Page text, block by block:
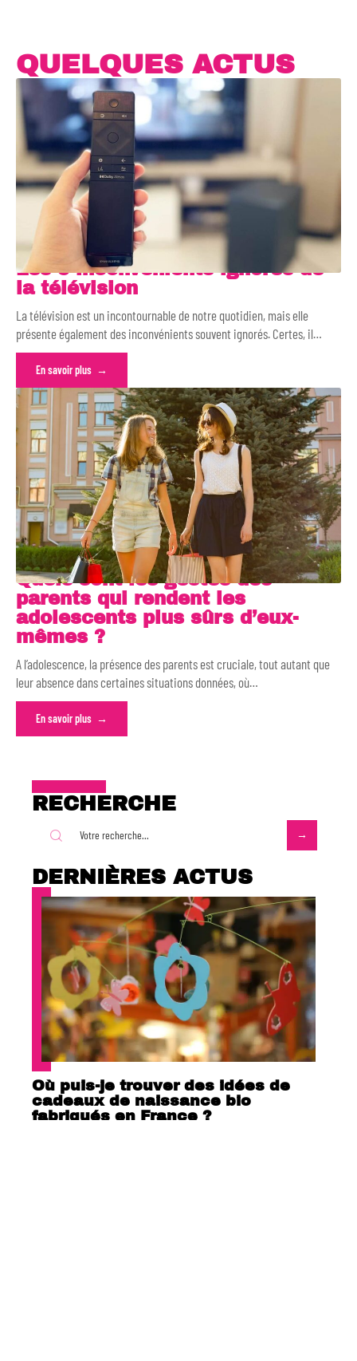
QUELQUES ACTUS
Les 5 inconvénients ignorés de
la télévision
La télévision est un incontournable de notre quotidien, mais elle
présente également des inconvénients souvent ignorés. Certes, il…
En savoir plus
Quels sont les gestes des
parents qui rendent les
adolescents plus sûrs d’eux-
mêmes ?
A l’adolescence, la présence des parents est cruciale, tout autant que
leur absence dans certaines situations données, où…
En savoir plus
RECHERCHE
DERNIÈRES ACTUS
Où puis-je trouver des idées de
cadeaux de naissance bio
fabriqués en France ?